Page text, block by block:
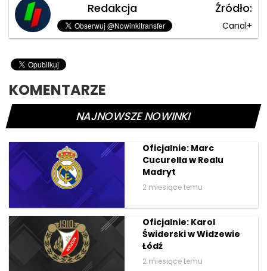
Redakcja Źródło:
Canal+
KOMENTARZE
NAJNOWSZE NOWINKI
Oficjalnie: Marc
Cucurella w Realu
Madryt
2 miesiące temu
Oficjalnie: Karol
Świderski w Widzewie
Łódź
2 miesiące temu